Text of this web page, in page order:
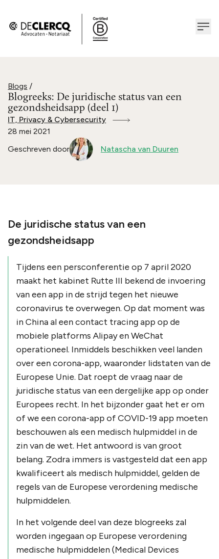
Blogs /
Blogreeks: De juridische status van een
gezondsheidsapp (deel 1)
IT, Privacy & Cybersecurity
28 mei 2021
Geschreven door
Natascha van Duuren
De juridische status van een
gezondsheidsapp
Tijdens een persconferentie op 7 april 2020
maakt het kabinet Rutte III bekend de invoering
van een app in de strijd tegen het nieuwe
coronavirus te overwegen. Op dat moment was
in China al een contact tracing app op de
mobiele platforms Alipay en WeChat
operationeel. Inmiddels beschikken veel landen
over een corona-app, waaronder lidstaten van de
Europese Unie. Dat roept de vraag naar de
juridische status van een dergelijke app op onder
Europees recht. In het bijzonder gaat het er om
of we een corona-app of COVID-19 app moeten
beschouwen als een medisch hulpmiddel in de
zin van de wet. Het antwoord is van groot
belang. Zodra immers is vastgesteld dat een app
kwalificeert als medisch hulpmiddel, gelden de
regels van de Europese verordening medische
hulpmiddelen.
In het volgende deel van deze blogreeks zal
worden ingegaan op Europese verordening
medische hulpmiddelen (Medical Devices